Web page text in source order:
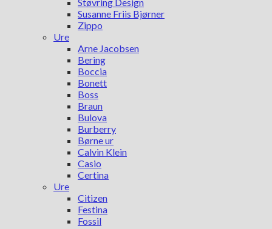
Susanne Friis Bjørner
Zippo
Ure
Arne Jacobsen
Bering
Boccia
Bonett
Boss
Braun
Bulova
Burberry
Børne ur
Calvin Klein
Casio
Certina
Ure
Citizen
Festina
Fossil